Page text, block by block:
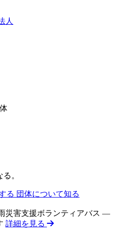
人
。
る 団体について知る
災害支援ボランティアバス —
詳細を見る